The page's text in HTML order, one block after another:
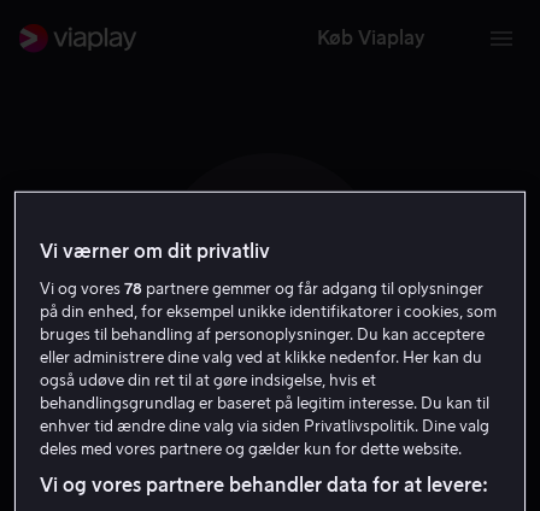
Køb Viaplay
H P
Harry Perdios
Skuespiller
Vi værner om dit privatliv
Vi og vores78 partnere gemmer og får adgang til oplysninger
på din enhed, for eksempel unikke identifikatorer i cookies, som
bruges til behandling af personoplysninger. Du kan acceptere
eller administrere dine valg ved at klikke nedenfor. Her kan du
også udøve din ret til at gøre indsigelse, hvis et
behandlingsgrundlag er baseret på legitim interesse. Du kan til
enhver tid ændre dine valg via siden Privatlivspolitik. Dine valg
deles med vores partnere og gælder kun for dette website.
Vi og vores partnere behandler data for at levere: